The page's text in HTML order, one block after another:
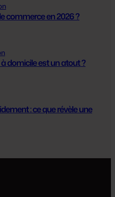
commerce en 2026 ?
domicile est un atout ?
: ce que révèle une